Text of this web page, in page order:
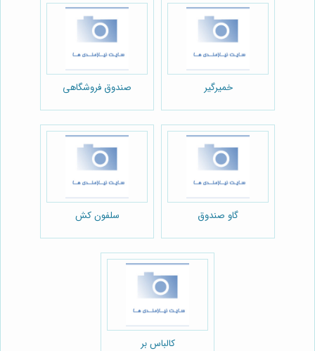
خمیرگیر صندوق فروشگاهی
گاو صندوق سلفون کش
کالباس بر